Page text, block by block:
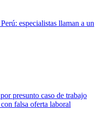
especialistas llaman a un